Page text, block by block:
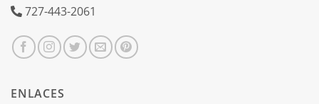
727-443-2061
ENLACES